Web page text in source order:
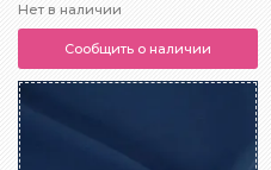
Нет в наличии
Сообщить о наличии